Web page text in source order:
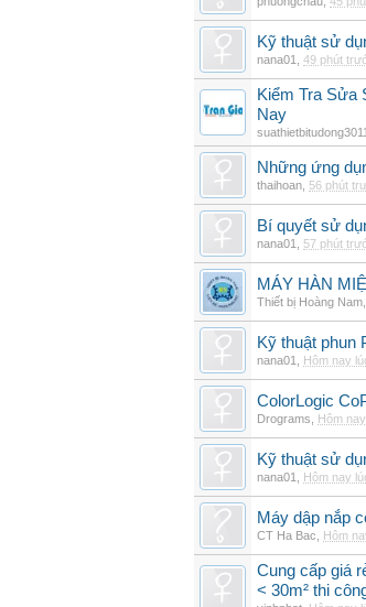
Kỹ thuật sử
nana01 49 phút
Kiểm Tra Sửa
Nay
suathietbitudong3011
Những ứng
thaihoan 56 phút
Bí quyết sử
nana01 57 phút
MÁY HÀN
Thiết bị Hoàng Nam
Kỹ thuật phun
nana01 Hôm nay
ColorLogic
Drograms Hôm
Kỹ thuật sử
nana01 Hôm nay
Máy dập nắp
CT Ha Bac Hôm
Cung cấp giá
< 30m² thi